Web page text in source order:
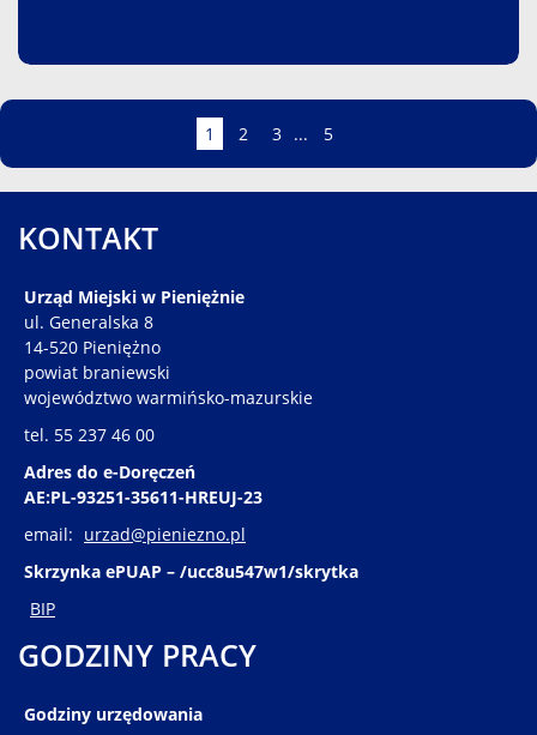
Strona
1 Strona
2 Strona
3 ... Strona
5
KONTAKT
Urząd Miejski w Pieniężnie
ul. Generalska 8
14-520 Pieniężno
powiat braniewski
województwo warmińsko-mazurskie
tel. 55 237 46 00
Adres do e-Doręczeń
AE:PL-93251-35611-HREUJ-23
email: urzad@pieniezno.pl
Skrzynka ePUAP – /ucc8u547w1/skrytka
BIP
GODZINY PRACY
Godziny urzędowania